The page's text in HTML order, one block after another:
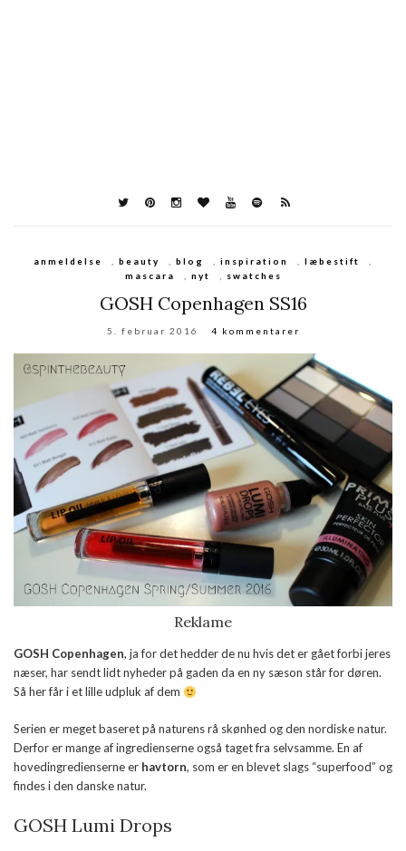
anmeldelse , beauty , blog , inspiration , læbestift
,
mascara
, nyt , swatches
GOSH Copenhagen SS16
5. februar 2016 4 kommentarer
Reklame
GOSH Copenhagen, ja for det hedder de nu hvis det er gået forbi jeres
næser, har sendt lidt nyheder på gaden da en ny sæson står for døren.
Så her får i et lille udpluk af dem
Serien er meget baseret på naturens rå skønhed og den nordiske natur.
Derfor er mange af ingredienserne også taget fra selvsamme. En af
hovedingredienserne er havtorn, som er en blevet slags “superfood” og
findes i den danske natur.
GOSH Lumi Drops